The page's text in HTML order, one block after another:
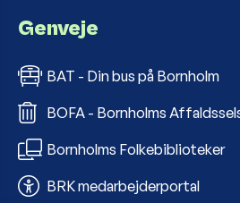
Genveje
BAT - Din bus på Bornholm
BOFA - Bornholms
Bornholms Folkebiblioteker
BRK medarbejderportal